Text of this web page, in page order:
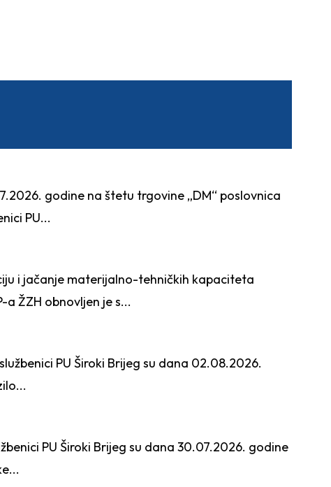
godine na štetu trgovine „DM“ poslovnica
PU...
i jačanje materijalno-tehničkih kapaciteta
a ŽZH obnovljen je s...
PU Široki Brijeg su dana 02.08.2026.
PU Široki Brijeg su dana 30.07.2026. godine